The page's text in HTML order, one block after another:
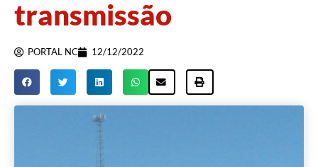
transmissão
PORTAL NC 12/12/2022